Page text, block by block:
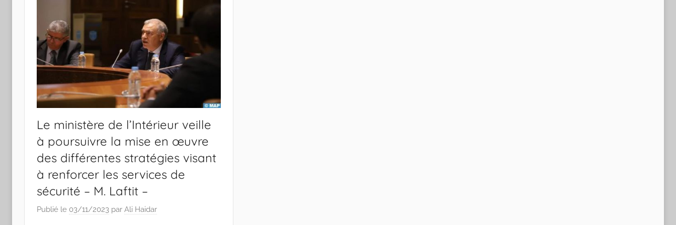
Le ministère de l’Intérieur veille
à poursuivre la mise en œuvre
des différentes stratégies visant
à renforcer les services de
sécurité – M. Laftit –
Publié le 03/11/2023 par Ali Haidar